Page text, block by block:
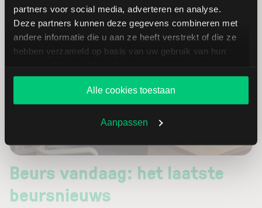
partners voor social media, adverteren en analyse.
Deze partners kunnen deze gegevens combineren met
andere informatie die u aan ze heeft verstrekt of die ze
hebben verzameld op basis van uw gebruik van hun
website blijft gebruiken.
Alle cookies toestaan
Aanpassen
Beurs vandaag: het laatste
beursnieuws